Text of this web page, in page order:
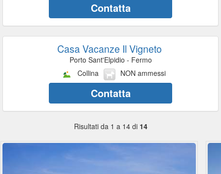
Contatta
Casa Vacanze Il Vigneto
Porto Sant'Elpidio - Fermo
Collina
NON ammessi
Contatta
Risultati da 1 a 14 di 14